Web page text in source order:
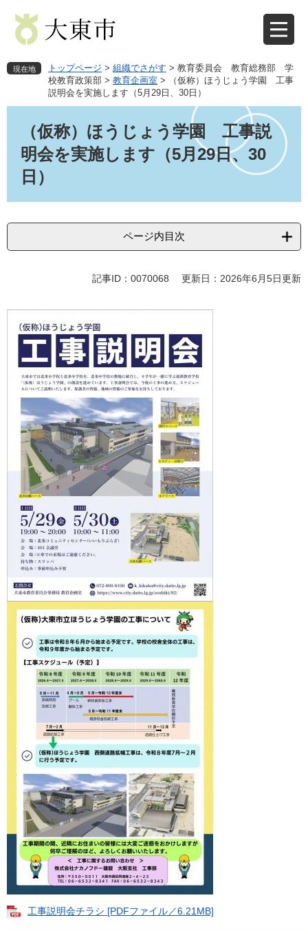
先
す
を
し
現在地 トップページ > 組織でさがす > 教育委員会 教育総務部 学
校教育政策部 > 教育企画室 >
（仮称）ほうじょう学園 工事
説明会を実施します（5月29日、30日）
（仮称）ほうじょう学園 工事説
明会を実施します（5月29日、30
日）
ページ内目次
記事ID：0070068 更新日：2026年6月5日更新
工事説明会チラシ [PDFファイル／6.21MB]